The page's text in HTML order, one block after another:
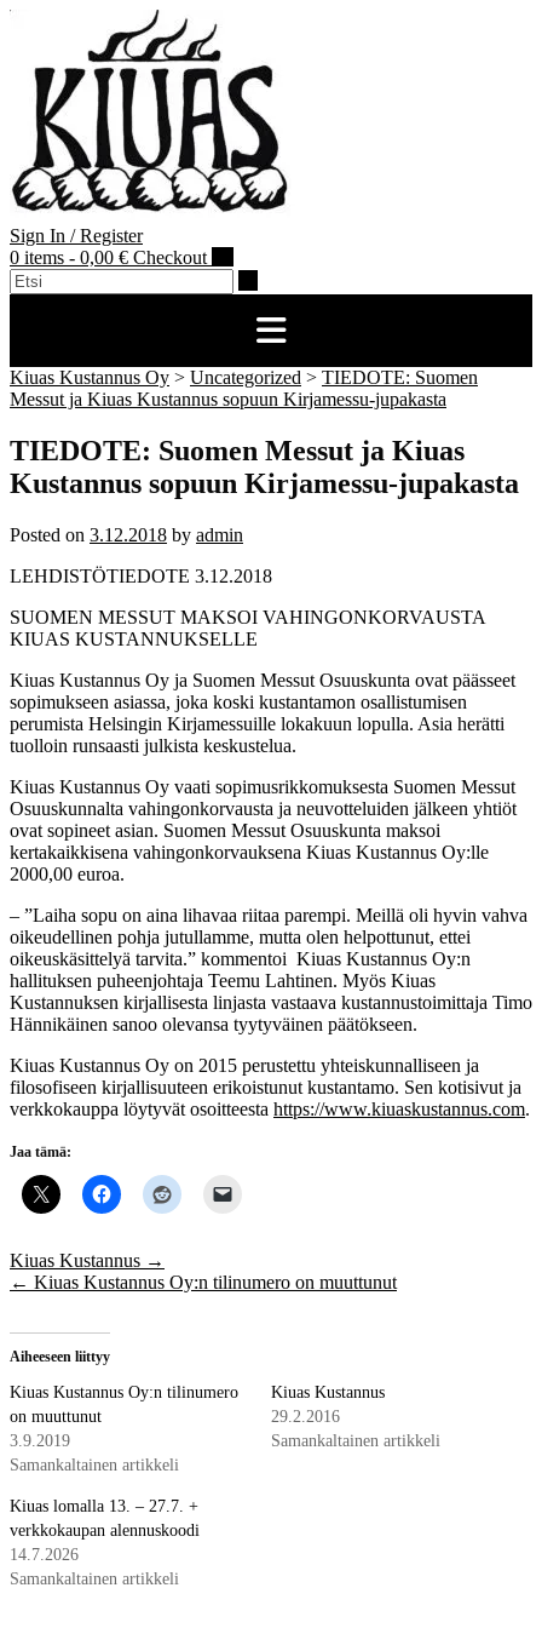
Skip
content
Sign In / Register
0 items - 0,00 € Checkout
Kiuas Kustannus Oy > Uncategorized > TIEDOTE: Suomen
Messut ja Kiuas Kustannus sopuun Kirjamessu-jupakasta
TIEDOTE: Suomen Messut ja Kiuas
Kustannus sopuun Kirjamessu-jupakasta
Posted on 3.12.2018 by admin
LEHDISTÖTIEDOTE 3.12.2018
SUOMEN MESSUT MAKSOI VAHINGONKORVAUSTA
KIUAS KUSTANNUKSELLE
Kiuas Kustannus Oy ja Suomen Messut Osuuskunta ovat päässeet
sopimukseen asiassa, joka koski kustantamon osallistumisen
perumista Helsingin Kirjamessuille lokakuun lopulla. Asia herätti
tuolloin runsaasti julkista keskustelua.
Kiuas Kustannus Oy vaati sopimusrikkomuksesta Suomen Messut
Osuuskunnalta vahingonkorvausta ja neuvotteluiden jälkeen yhtiöt
ovat sopineet asian. Suomen Messut Osuuskunta maksoi
kertakaikkisena vahingonkorvauksena Kiuas Kustannus Oy:lle
2000,00 euroa.
– ”Laiha sopu on aina lihavaa riitaa parempi. Meillä oli hyvin vahva
oikeudellinen pohja jutullamme, mutta olen helpottunut, ettei
oikeuskäsittelyä tarvita.” kommentoi Kiuas Kustannus Oy:n
hallituksen puheenjohtaja Teemu Lahtinen. Myös Kiuas
Kustannuksen kirjallisesta linjasta vastaava kustannustoimittaja Timo
Hännikäinen sanoo olevansa tyytyväinen päätökseen.
Kiuas Kustannus Oy on 2015 perustettu yhteiskunnalliseen ja
filosofiseen kirjallisuuteen erikoistunut kustantamo. Sen kotisivut ja
verkkokauppa löytyvät osoitteesta https://www.kiuaskustannus.com.
Jaa tämä:
Post
navigation
Kiuas Kustannus →
← Kiuas Kustannus Oy:n tilinumero on muuttunut
Aiheeseen liittyy
Kiuas Kustannus Oy:n tilinumero
on muuttunut
3.9.2019
Samankaltainen artikkeli
Kiuas Kustannus
29.2.2016
Samankaltainen artikkeli
Kiuas lomalla 13. – 27.7. +
verkkokaupan alennuskoodi
14.7.2026
Samankaltainen artikkeli